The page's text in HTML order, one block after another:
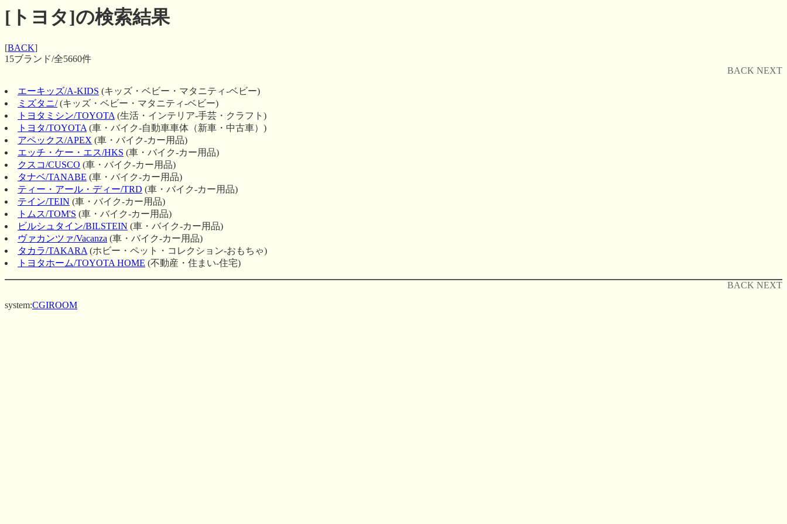
[トヨタ]の検索結果
[BACK]
15ブランド/全5660件
BACK NEXT
エーキッズ/A-KIDS (キッズ・ベビー・マタニティ-ベビー)
ミズタニ/(キッズ・ベビー・マタニティ-ベビー)
トヨタミシン/TOYOTA(生活・インテリア-手芸・クラフト)
トヨタ/TOYOTA(車・バイク-自動車車体（新車・中古車）)
アペックス/APEX (車・バイク-カー用品)
エッチ・ケー・エス/HKS (車・バイク-カー用品)
クスコ/CUSCO (車・バイク-カー用品)
タナベ/TANABE (車・バイク-カー用品)
ティー・アール・ディー/TRD (車・バイク-カー用品)
テイン/TEIN (車・バイク-カー用品)
トムス/TOM'S (車・バイク-カー用品)
ビルシュタイン/BILSTEIN (車・バイク-カー用品)
ヴァカンツァ/Vacanza (車・バイク-カー用品)
タカラ/TAKARA(ホビー・ペット・コレクション-おもちゃ)
トヨタホーム/TOYOTA HOME (不動産・住まい-住宅)
BACK NEXT
system:CGIROOM